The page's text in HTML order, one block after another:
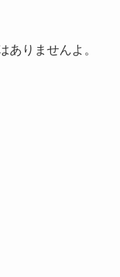
ありませんよ。